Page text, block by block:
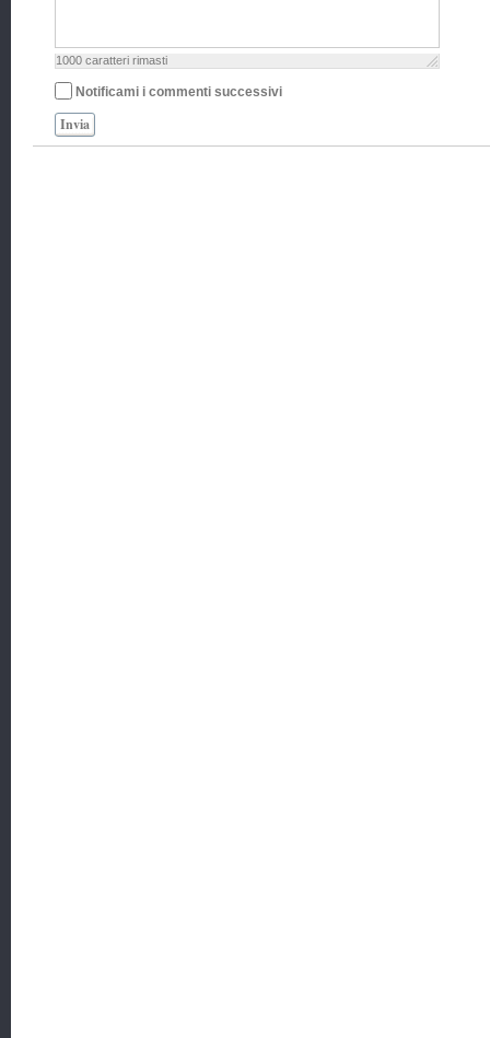
1000 caratteri rimasti
Notificami i commenti successivi
Invia